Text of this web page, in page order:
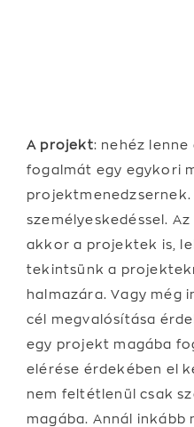
A projekt: nehéz
fogalmát egy egykori
projektmenedzsernek.
személyeskedéssel.
akkor a projektek is,
tekintsünk a
halmazára. Vagy még
cél megvalósítása
egy projekt magába
elérése érdekében el
nem feltétlenül csak
magába. Annál inkább